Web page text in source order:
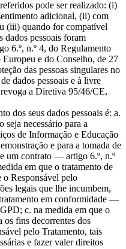
pode ser realizado: (i)
adicional, (ii) com
(iii) quando for compatível
dados pessoais foram
6.º, n.º 4, do Regulamento
e do Conselho, de 27
das pessoas singulares no
dados pessoais e à livre
a Diretiva 95/46/CE,
dos seus dados pessoais é: a.
seja necessário para a
de Informação e Educação
e para a tomada de
um contrato — artigo 6.º, n.º
em que o tratamento de
o Responsável pelo
legais que lhe incumbem,
em conformidade —
c. na medida em que o
os fins decorrentes dos
pelo Tratamento, tais
e fazer valer direitos